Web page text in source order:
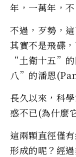
年，一萬年，不
不過，歹勢，
其實不是飛碟
“土衛十五”
八”的潘恩
長久以來，科
惑不已(為什麼
這兩顆直徑僅
形成的呢？經